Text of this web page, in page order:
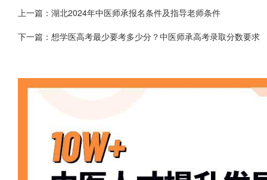
上一篇： 湖北2024年中医师承报名条件及指导老师条件
下一篇： 想学医高考最少要考多少分？中医师承高考录取分数要求